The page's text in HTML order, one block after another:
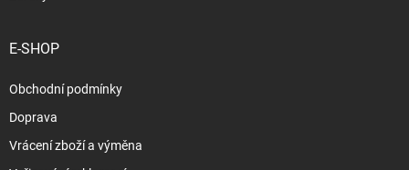
E-SHOP
Obchodní podmínky
Doprava
Vrácení zboží a výměna